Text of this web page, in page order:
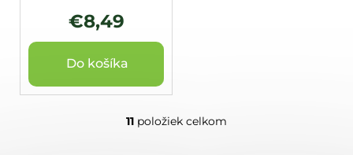
€8,49
Do košíka
O
11 položiek celkom